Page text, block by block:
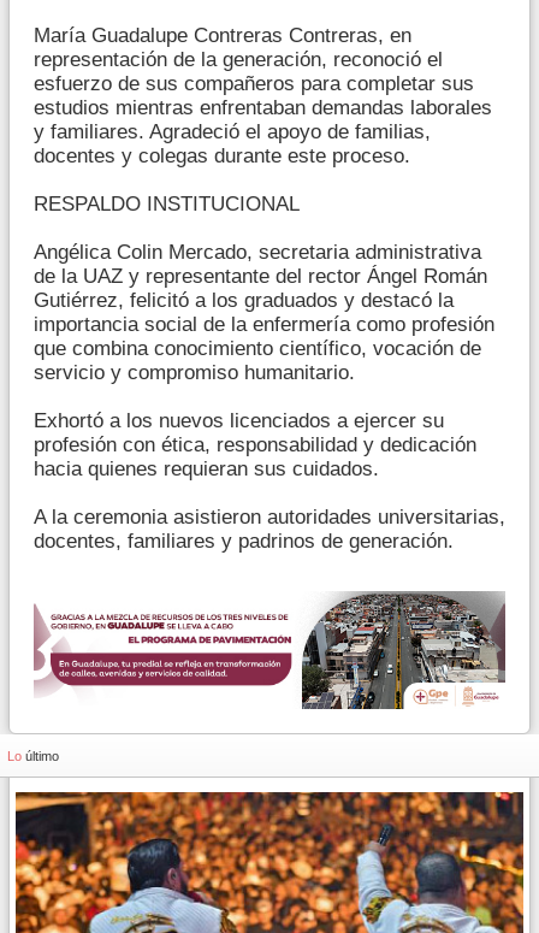
María Guadalupe Contreras Contreras, en
representación de la generación, reconoció el
esfuerzo de sus compañeros para completar sus
estudios mientras enfrentaban demandas laborales
y familiares. Agradeció el apoyo de familias,
docentes y colegas durante este proceso.
RESPALDO INSTITUCIONAL
Angélica Colin Mercado, secretaria administrativa
de la UAZ y representante del rector Ángel Román
Gutiérrez, felicitó a los graduados y destacó la
importancia social de la enfermería como profesión
que combina conocimiento científico, vocación de
servicio y compromiso humanitario.
Exhortó a los nuevos licenciados a ejercer su
profesión con ética, responsabilidad y dedicación
hacia quienes requieran sus cuidados.
A la ceremonia asistieron autoridades universitarias,
docentes, familiares y padrinos de generación.
Lo último